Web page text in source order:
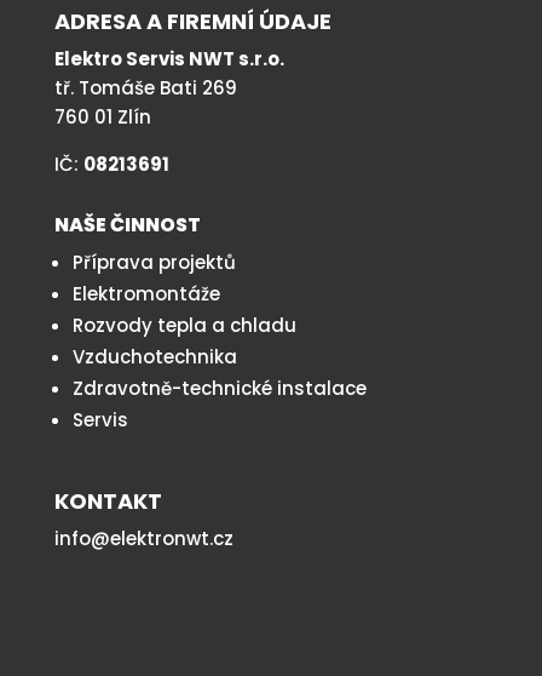
ADRESA A FIREMNÍ ÚDAJE
Elektro Servis NWT s.r.o.
tř. Tomáše Bati 269
760 01 Zlín
IČ: 08213691
NAŠE ČINNOST
Příprava projektů
Elektromontáže
Rozvody tepla a chladu
Vzduchotechnika
Zdravotně-technické instalace
Servis
KONTAKT
info@elektronwt.cz